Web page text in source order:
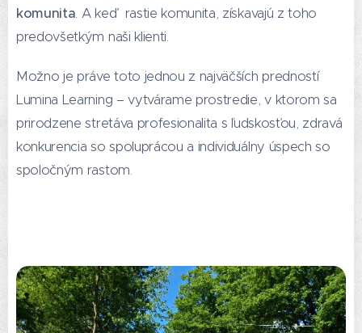
komunita. A keď rastie komunita, získavajú z toho
predovšetkým naši klienti.
Možno je práve toto jednou z najväčších predností
Lumina Learning – vytvárame prostredie, v ktorom sa
prirodzene stretáva profesionalita s ľudskosťou, zdravá
konkurencia so spoluprácou a individuálny úspech so
spoločným rastom.